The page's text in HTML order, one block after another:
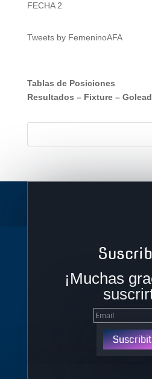
FECHA 2
Tweets by FemeninoAFA
Tablas de Posiciones
Resultados – Fixture–
¡Muchas